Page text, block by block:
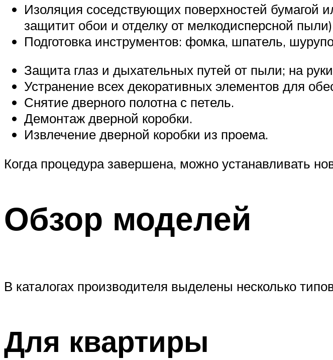
Изоляция соседствующих поверхностей бумагой
защитит обои и отделку от мелкодисперсной
Подготовка инструментов: фомка, шпатель,
Защита глаз и дыхательных путей от пыли; на
Устранение всех декоративных элементов для
Снятие дверного полотна с петель.
Демонтаж дверной коробки.
Извлечение дверной коробки из проема.
Когда процедура завершена, можно устанавливать
Обзор моделей
В каталогах производителя выделены несколько
Для квартиры